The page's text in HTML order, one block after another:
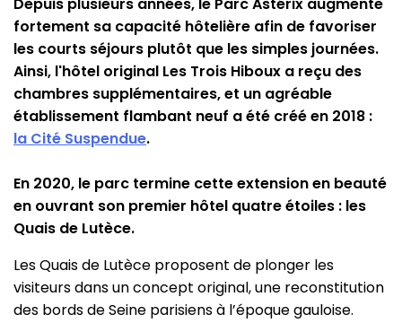
fortement sa capacité hôtelière afin de favoriser
les courts séjours plutôt que les simples journées.
Ainsi, l'hôtel original Les Trois Hiboux a reçu des
chambres supplémentaires, et un agréable
établissement flambant neuf a été créé en 2018 :
la Cité Suspendue.
En 2020, le parc termine cette extension en beauté
en ouvrant son premier hôtel quatre étoiles : les
Quais de Lutèce.
Les Quais de Lutèce proposent de plonger les
visiteurs dans un concept original, une reconstitution
des bords de Seine parisiens à l’époque gauloise.